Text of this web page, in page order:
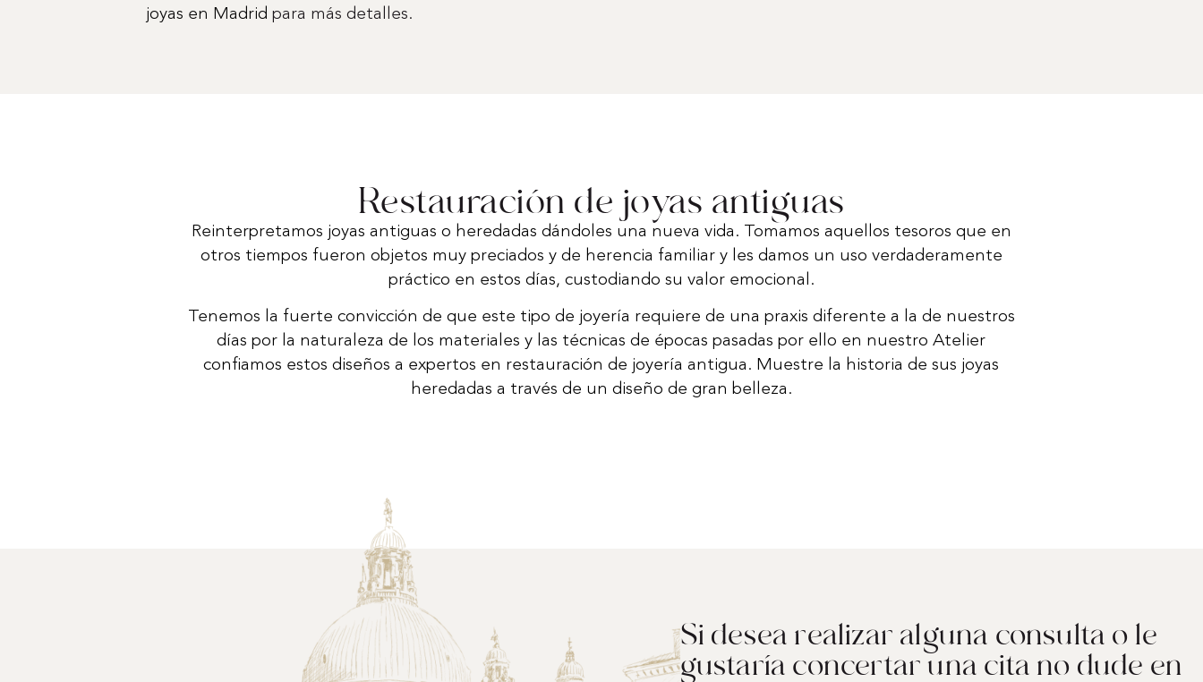
joyas en Madrid para más detalles.
Restauración de joyas antiguas
Reinterpretamos joyas antiguas o heredadas dándoles una nueva vida. Tomamos aquellos tesoros que en
otros tiempos fueron objetos muy preciados y de herencia familiar y les damos un uso verdaderamente
práctico en estos días, custodiando su valor emocional.
Tenemos la fuerte convicción de que este tipo de joyería requiere de una praxis diferente a la de nuestros
días por la naturaleza de los materiales y las técnicas de épocas pasadas por ello en nuestro Atelier
confiamos estos diseños a expertos en restauración de joyería antigua. Muestre la historia de sus joyas
heredadas a través de un diseño de gran belleza.
Si desea realizar alguna consulta o le
gustaría concertar una cita no dude en